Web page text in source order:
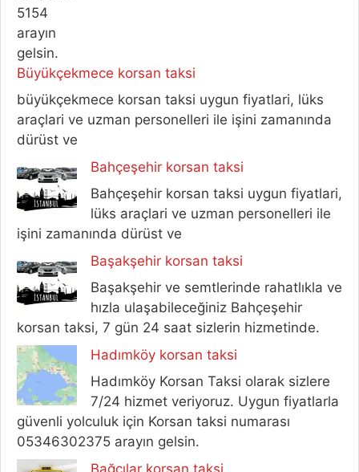
Büyükçekmece korsan taksi
büyükçekmece korsan taksi uygun fiyatlari, lüks
araçlari ve uzman personelleri ile işini zamanında
dürüst ve
Bahçeşehir korsan taksi
Bahçeşehir korsan taksi uygun fiyatlari,
lüks araçlari ve uzman personelleri ile
işini zamanında dürüst ve
Başakşehir korsan taksi
Başakşehir ve semtlerinde rahatlıkla ve
hızla ulaşabileceğiniz Bahçeşehir
korsan taksi, 7 gün 24 saat sizlerin hizmetinde.
Hadımköy korsan taksi
Hadımköy Korsan Taksi olarak sizlere
7/24 hizmet veriyoruz. Uygun fiyatlarla
güvenli yolculuk için Korsan taksi numarası
05346302375 arayın gelsin.
Bağcılar korsan taksi